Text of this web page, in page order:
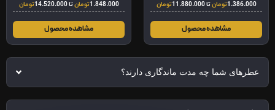
1.386.000تومانتا11.880.000 تومان
مشاهده محصول
1.848.000تومانتا14.520.000تومان
مشاهده محصول
عطرهای شما چه مدت ماندگاری دارند؟